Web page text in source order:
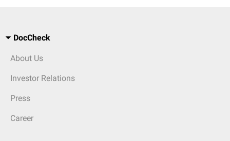
DocCheck
About Us
Investor Relations
Press
Career